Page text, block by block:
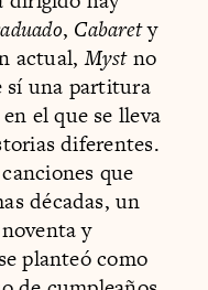
, Cabarety
actual,Mystno
una partitura
el que se lleva
diferentes.
que
décadas, un
y
planteó como